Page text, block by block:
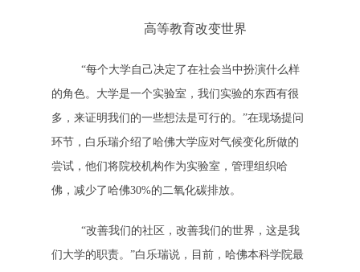
高等教育改变世界
“每个大学自己决定了在社会当中扮演什么样
的角色。大学是一个实验室，我们实验的东西有很
多，来证明我们的一些想法是可行的。”在现场提问
环节，白乐瑞介绍了哈佛大学应对气候变化所做的
尝试，他们将院校机构作为实验室，管理组织哈
佛，减少了哈佛30%的二氧化碳排放。
“改善我们的社区，改善我们的世界，这是我
们大学的职责。”白乐瑞说，目前，哈佛本科学院最